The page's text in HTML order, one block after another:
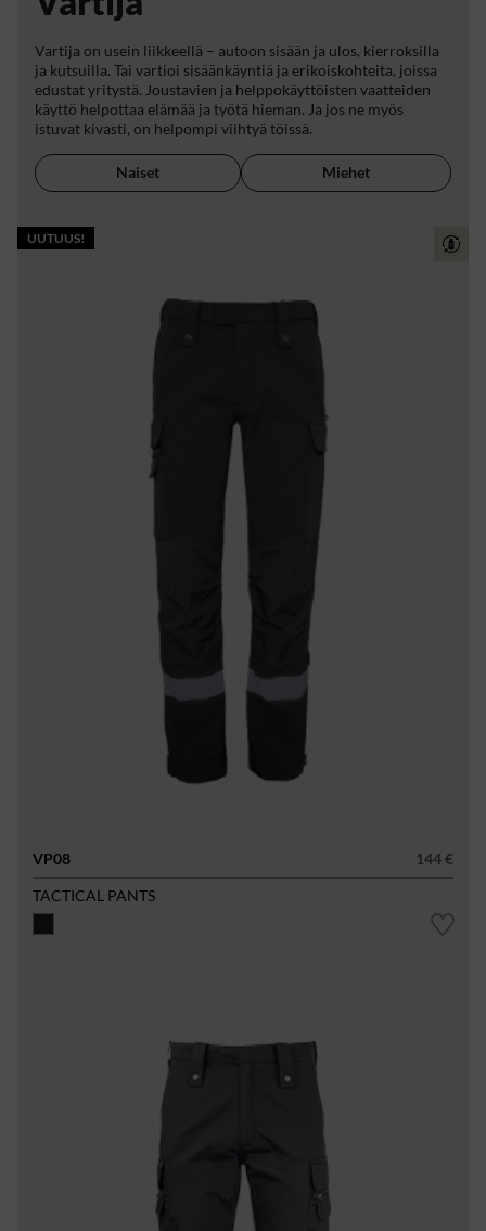
Vartija on usein liikkeellä – autoon sisään ja ulos, kierroksilla
ja kutsuilla. Tai vartioi sisäänkäyntiä ja erikoiskohteita, joissa
edustat yritystä. Joustavien ja helppokäyttöisten vaatteiden
käyttö helpottaa elämää ja työtä hieman. Ja jos ne myös
istuvat kivasti, on helpompi viihtyä töissä.
Naiset Miehet
UUTUUS!
VP08
144 €
TACTICAL PANTS